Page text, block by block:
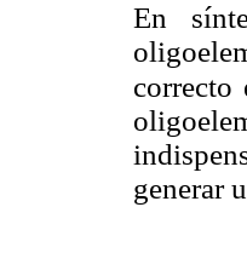
En
correcto
generar